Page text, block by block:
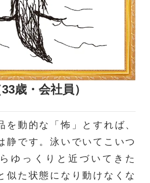
歳・会社員）
を動的な「怖」とすれば、
静です。泳いでいてこいつ
ゆっくりと近づいてきた
似た状態になり動けなくな